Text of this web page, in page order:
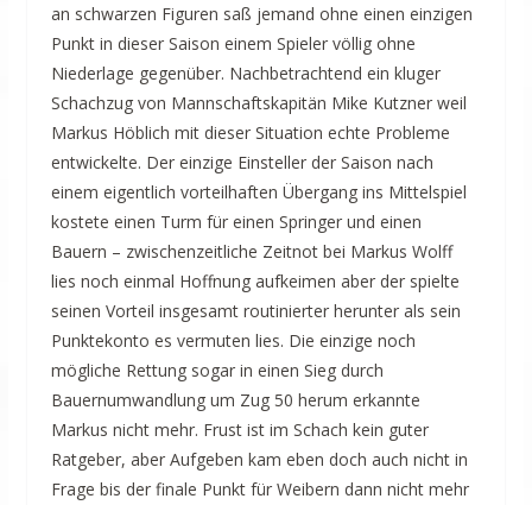
an schwarzen Figuren saß jemand ohne einen einzigen
Punkt in dieser Saison einem Spieler völlig ohne
Niederlage gegenüber. Nachbetrachtend ein kluger
Schachzug von Mannschaftskapitän Mike Kutzner weil
Markus Höblich mit dieser Situation echte Probleme
entwickelte. Der einzige Einsteller der Saison nach
einem eigentlich vorteilhaften Übergang ins Mittelspiel
kostete einen Turm für einen Springer und einen
Bauern – zwischenzeitliche Zeitnot bei Markus Wolff
lies noch einmal Hoffnung aufkeimen aber der spielte
seinen Vorteil insgesamt routinierter herunter als sein
Punktekonto es vermuten lies. Die einzige noch
mögliche Rettung sogar in einen Sieg durch
Bauernumwandlung um Zug 50 herum erkannte
Markus nicht mehr. Frust ist im Schach kein guter
Ratgeber, aber Aufgeben kam eben doch auch nicht in
Frage bis der finale Punkt für Weibern dann nicht mehr